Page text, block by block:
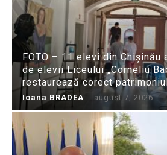
FOTO – 11 elevi din Chișinău
de elevii Liceului „Corneliu
restaurează corect
Ioana BRADEA - august 7, 2026